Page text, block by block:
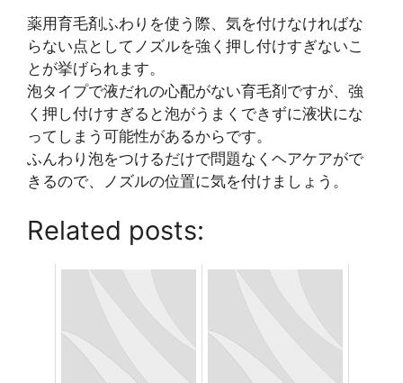
薬用育毛剤ふわりを使う際、気を付けなければな
らない点としてノズルを強く押し付けすぎないこ
とが挙げられます。
泡タイプで液だれの心配がない育毛剤ですが、強
く押し付けすぎると泡がうまくできずに液状にな
ってしまう可能性があるからです。
ふんわり泡をつけるだけで問題なくヘアケアがで
きるので、ノズルの位置に気を付けましょう。
Related posts: